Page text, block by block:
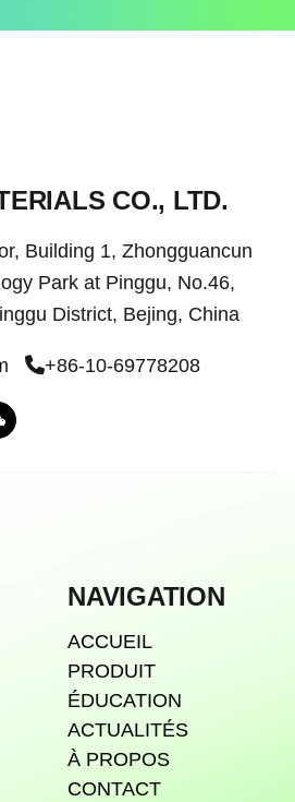
CO., LTD.
Building 1, Zhongguancun
Park at Pinggu, No.46,
District, Bejing, China
+86-10-69778208
NAVIGATION
ACCUEIL
PRODUIT
ÉDUCATION
ACTUALITÉS
À PROPOS
CONTACT